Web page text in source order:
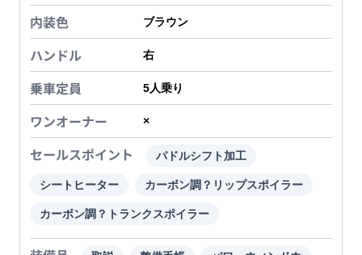
内装色 ブラウン
ハンドル 右
乗車定員 5人乗り
ワンオーナー ×
セールスポイント パドルシフト加工
シートヒーター カーボン調？リップスポイラー
カーボン調？トランクスポイラー